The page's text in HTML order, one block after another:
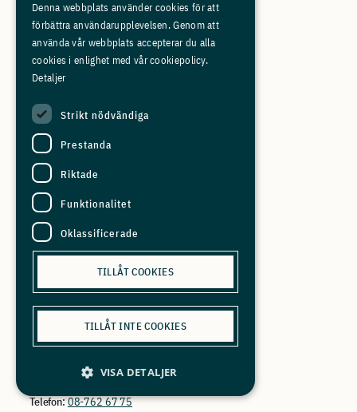
CHRISTIAN RIMMERFELDT
ARBETSRÄTTSJURIST, FÖRHANDLARE
Telefon
08-762 67 79
E-post:
christian.rimmerfeldt@industriarbetsgivarna.se
CHARLOTTA STEINWALL
ARBETSRÄTTSJURIST, FÖRHANDLARE
Telefon:08-762 67 75
Denna webbplats använder cookies för att
förbättra användarupplevelsen. Genom att
använda vår webbplats accepterar du alla
cookies i enlighet med vår cookiepolicy.
Detaljer
Strikt nödvändiga
Prestanda
Riktade
Funktionalitet
Oklassificerade
TILLÅT COOKIES
TILLÅT INTE COOKIES
VISA DETALJER